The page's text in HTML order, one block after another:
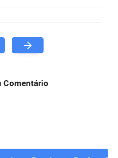
Comentário